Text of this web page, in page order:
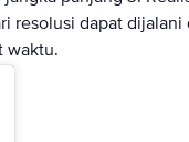
resolusi dapat dijalani
waktu.